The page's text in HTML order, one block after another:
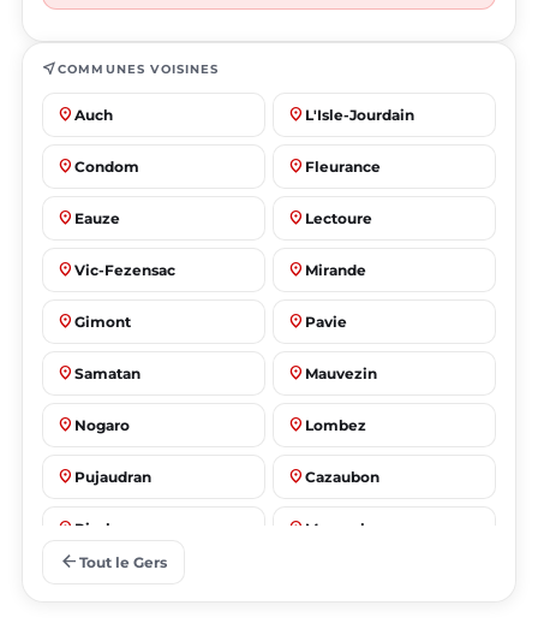
near_meCOMMUNES VOISINES
place Auch place L'Isle-Jourdain
place Condom place Fleurance
place Eauze place Lectoure
place Vic-Fezensac place Mirande
place Gimont place Pavie
place Samatan place Mauvezin
place Nogaro place Lombez
place Pujaudran place Cazaubon
place Riscle place Masseube
arrow_back Tout le Gers